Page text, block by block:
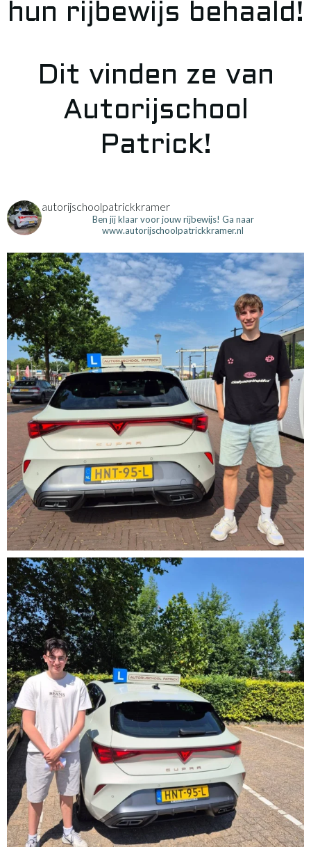
hun rijbewijs behaald!
Dit vinden ze van
Autorijschool
Patrick!
autorijschoolpatrickkramer
Ben jij klaar voor jouw rijbewijs! Ga naar
www.autorijschoolpatrickkramer.nl